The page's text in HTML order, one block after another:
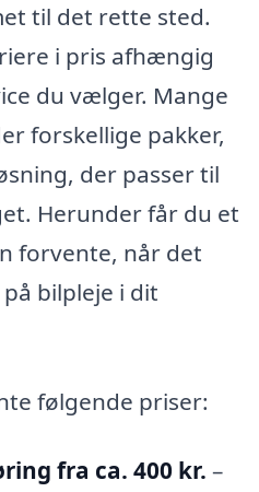
til det rette sted.
i pris afhængig
du vælger. Mange
forskellige pakker,
der passer til
Herunder får du et
forvente, når det
bilpleje i dit
følgende priser:
fra ca. 400 kr. –